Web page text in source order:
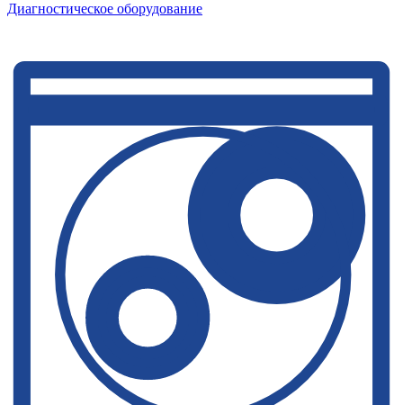
Диагностическое оборудование